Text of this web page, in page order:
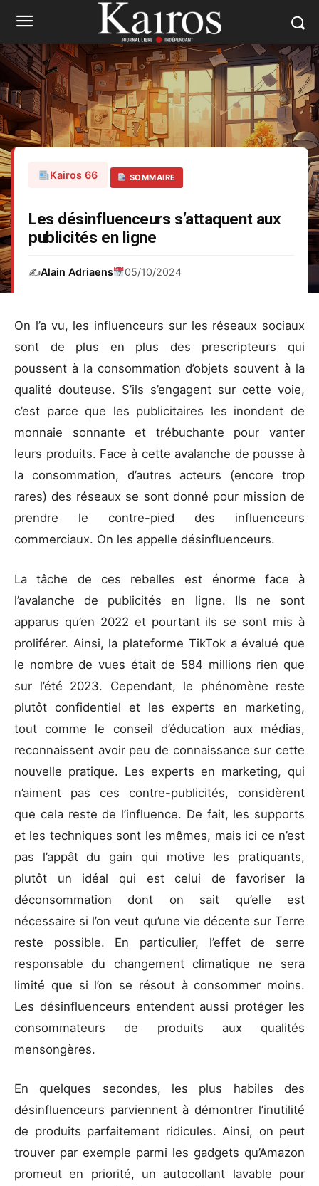
Kairos 66 SOMMAIRE
Les désinfluenceurs s’attaquent aux
publicités en ligne
✍️Alain Adriaens 05/10/2024
On l’a vu, les influenceurs sur les réseaux sociaux
sont de plus en plus des prescripteurs qui
poussent à la consommation d’objets souvent à la
qualité douteuse. S’ils s’engagent sur cette voie,
c’est parce que les publicitaires les inondent de
monnaie sonnante et trébuchante pour vanter
leurs produits. Face à cette avalanche de pousse à
la consommation, d’autres acteurs (encore trop
rares) des réseaux se sont donné pour mission de
prendre le contre-pied des influenceurs
commerciaux. On les appelle désinfluenceurs.
La tâche de ces rebelles est énorme face à
l’avalanche de publicités en ligne. Ils ne sont
apparus qu’en 2022 et pourtant ils se sont mis à
proliférer. Ainsi, la plateforme TikTok a évalué que
le nombre de vues était de 584 millions rien que
sur l’été 2023. Cependant, le phénomène reste
plutôt confidentiel et les experts en marketing,
tout comme le conseil d’éducation aux médias,
reconnaissent avoir peu de connaissance sur cette
nouvelle pratique. Les experts en marketing, qui
n’aiment pas ces contre-publicités, considèrent
que cela reste de l’influence. De fait, les supports
et les techniques sont les mêmes, mais ici ce n’est
pas l’appât du gain qui motive les pratiquants,
plutôt un idéal qui est celui de favoriser la
déconsommation dont on sait qu’elle est
nécessaire si l’on veut qu’une vie décente sur Terre
reste possible. En particulier, l’effet de serre
responsable du changement climatique ne sera
limité que si l’on se résout à consommer moins.
Les désinfluenceurs entendent aussi protéger les
consommateurs de produits aux qualités
mensongères.
En quelques secondes, les plus habiles des
désinfluenceurs parviennent à démontrer l’inutilité
de produits parfaitement ridicules. Ainsi, on peut
trouver par exemple parmi les gadgets qu’Amazon
promeut en priorité, un autocollant lavable pour